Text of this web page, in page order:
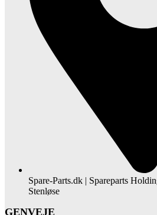
Spare-Parts.dk | Spareparts
Stenløse
GENVEJE